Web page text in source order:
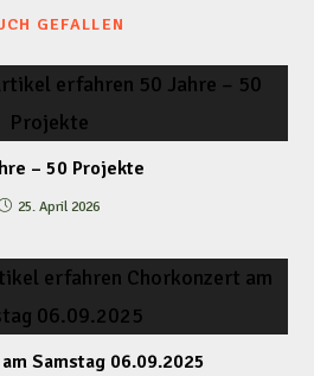
GEFALLEN
– 50 Projekte
25. April 2026
Samstag 06.09.2025